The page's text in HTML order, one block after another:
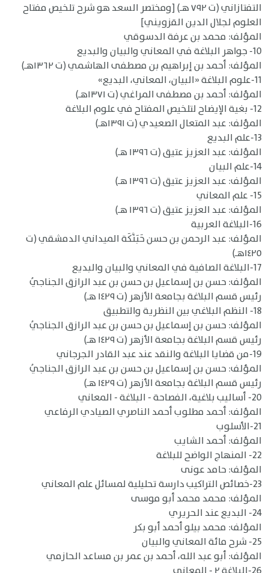
التفتازاني (ت ٧٩٢ هـ) [ومختصر السعد هو شرح تلخيص مفتاح
العلوم لجلال الدين القزويني]
المؤلف: محمد بن عرفة الدسوقي
10- جواهر البلاغة في المعاني والبيان والبديع
المؤلف: أحمد بن إبراهيم بن مصطفى الهاشمي (ت ١٣٦٢هـ)
11-علوم البلاغة «البيان، المعاني، البديع»
المؤلف: أحمد بن مصطفى المراغي (ت ١٣٧١هـ)
12- بغية الإيضاح لتلخيص المفتاح في علوم البلاغة
المؤلف: عبد المتعال الصعيدي (ت ١٣٩١هـ)
13-علم البديع
المؤلف: عبد العزيز عتيق (ت ١٣٩٦ هـ)
14-علم البيان
المؤلف: عبد العزيز عتيق (ت ١٣٩٦ هـ)
15- علم المعاني
المؤلف: عبد العزيز عتيق (ت ١٣٩٦ هـ)
16-البلاغة العربية
المؤلف: عبد الرحمن بن حسن حَبَنَّكَة الميداني الدمشقي (ت
١٤٢٥هـ)
17-البلاغة الصافية في المعاني والبيان والبديع
المؤلف: حسن بن إسماعيل بن حسن بن عبد الرازق الجناجيُ
رئيس قسم البلاغة بجامعة الأزهر (ت ١٤٢٩ هـ)
18- النظم البلاغي بين النظرية والتطبيق
المؤلف: حسن بن إسماعيل بن حسن بن عبد الرازق الجناجيُ
رئيس قسم البلاغة بجامعة الأزهر (ت ١٤٢٩ هـ)
19-من قضايا البلاغة والنقد عند عبد القادر الجرجاني
المؤلف: حسن بن إسماعيل بن حسن بن عبد الرازق الجناجيُ
رئيس قسم البلاغة بجامعة الأزهر (ت ١٤٢٩ هـ)
20- أساليب بلاغية، الفصاحة - البلاغة - المعاني
المؤلف: أحمد مطلوب أحمد الناصري الصيادي الرفاعي
21-الأسلوب
المؤلف: أحمد الشايب
22- المنهاج الواضح للبلاغة
المؤلف: حامد عونى
23-خصائص التراكيب دارسة تحليلية لمسائل علم المعاني
المؤلف: محمد محمد أبو موسى
24- البديع عند الحريري
المؤلف: محمد بيلو أحمد أبو بكر
25- شرح مائة المعاني والبيان
المؤلف: أبو عبد الله، أحمد بن عمر بن مساعد الحازمي